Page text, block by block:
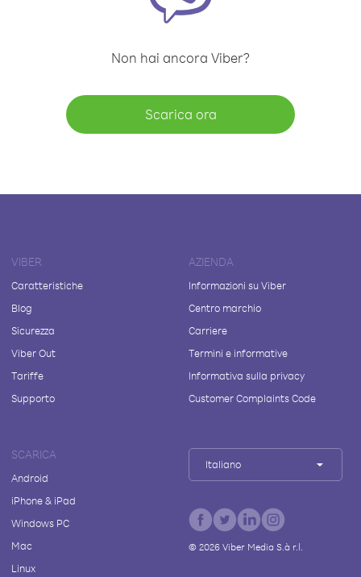
Non hai ancora Viber?
Scarica ora
VIBER
Caratteristiche
Blog
Sicurezza
Viber Out
Tariffe
Supporto
AZIENDA
Informazioni su Viber
Centro marchio
Carriere
Termini e informative
Informativa sulla privacy
Customer Complaints Code
SCARICA
Android
iPhone & iPad
Windows PC
Mac
Linux
Italiano
© 2026Viber Media S.à r.l.